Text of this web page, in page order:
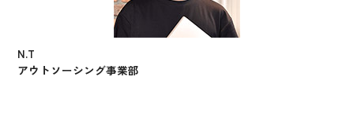
N.T
アウトソーシング事業部